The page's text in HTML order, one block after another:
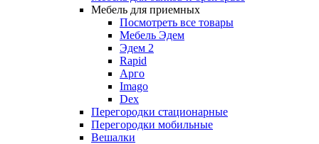
Мебель для приемных
Посмотреть все товары
Мебель Эдем
Эдем 2
Rapid
Арго
Imago
Dex
Перегородки стационарные
Перегородки мобильные
Вешалки